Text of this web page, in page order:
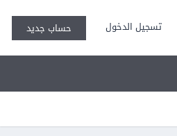
تسجيل الدخول حساب جديد